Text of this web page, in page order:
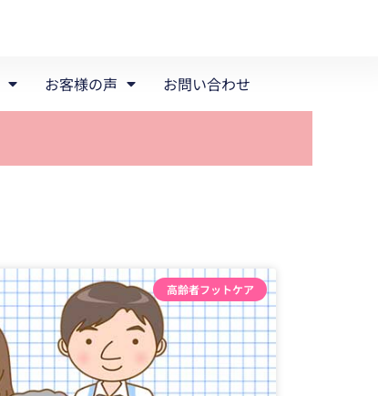
お客様の声 お問い合わせ
高齢者フットケア